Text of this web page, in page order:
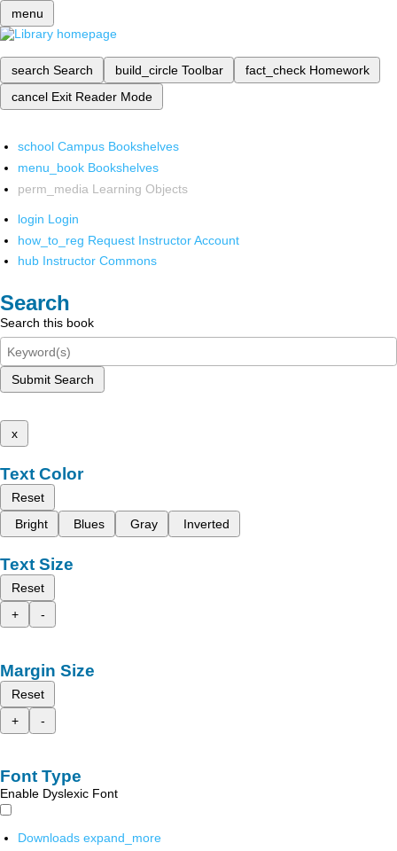
menu
search Search build_circle Toolbar fact_check Homework
cancel Exit Reader Mode
school Campus Bookshelves
menu_book Bookshelves
perm_media Learning Objects
login Login
how_to_reg Request Instructor Account
hub Instructor Commons
Search
Search this book
Submit Search
x
Text Color
Reset
Bright
Blues Gray Inverted
Text Size
Reset
+
-
Margin Size
Reset
+
-
Font Type
Enable Dyslexic Font
Downloads expand_more